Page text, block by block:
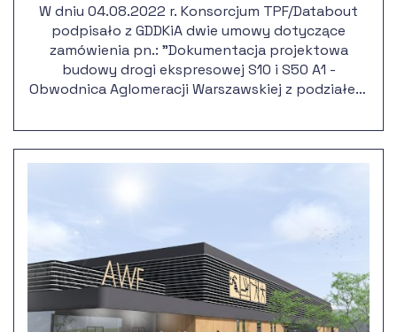
W dniu 04.08.2022 r. Konsorcjum TPF/Databout
podpisało z GDDKiA dwie umowy dotyczące
zamówienia pn.: "Dokumentacja projektowa
budowy drogi ekspresowej S10 i S50 A1 -
Obwodnica Aglomeracji Warszawskiej z podziałem